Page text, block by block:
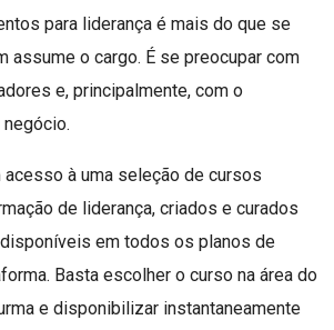
para liderança é mais do que se
assume o cargo. É se preocupar com
e, principalmente, com o
acesso à uma seleção de cursos
de liderança, criados e curados
em todos os planos de
Basta escolher o curso na área do
e disponibilizar instantaneamente